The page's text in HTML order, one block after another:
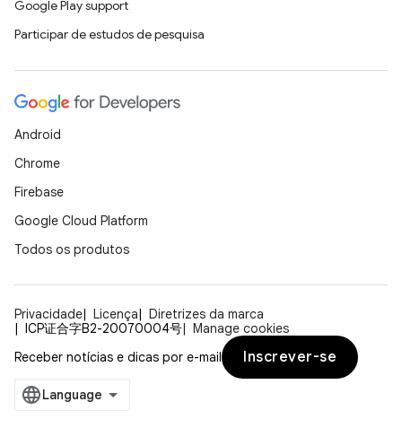
Google Play support
Participar de estudos de pesquisa
Android
Chrome
Firebase
Google Cloud Platform
Todos os produtos
Privacidade Licença
Diretrizes da marca
ICP证合字B2-20070004号
Manage cookies
Receber notícias e dicas por e-mail
Inscrever-se